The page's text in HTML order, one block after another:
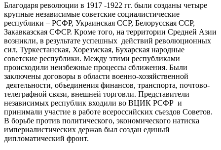
Благодаря революции в 1917 -1922 гг. были созданы четыре
крупные независимые советские социалистические
республики – РСФР, Украинская ССР, Белорусская ССР,
Закавказская СФСР. Кроме того, на территории Средней Азии
возникли, в результате успешных действий революционных
сил, Туркестанская, Хорезмская, Бухарская народные
советские республики. Между этими республиками
происходили неизбежные процессы сближения. Были
заключены договоры в области военно-хозяйственной
деятельности, объединения финансов, транспорта, почтово-
телеграфной связи, внешней торговли. Представители
независимых республик входили во ВЦИК РСФР и
принимали участие в работе всероссийских съездов Советов.
В борьбе против политического, экономического натиска
империалистических держав был создан единый
дипломатический фронт.